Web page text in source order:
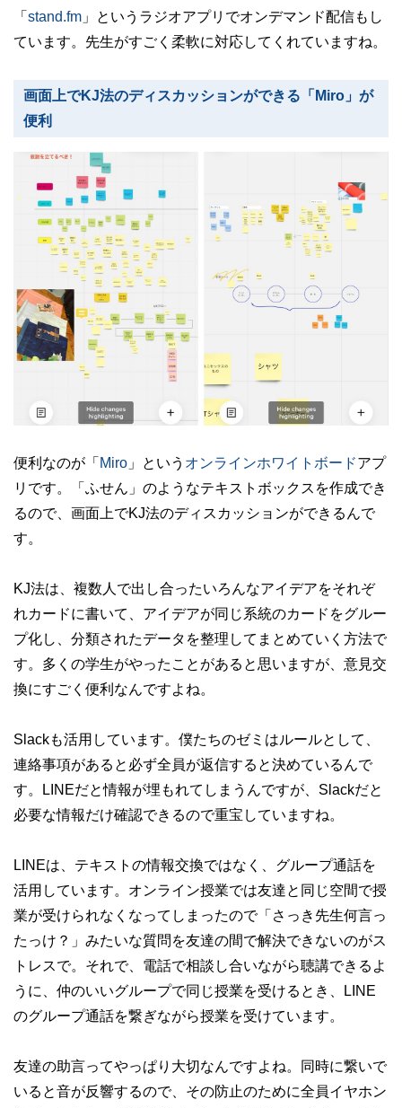
「 stand.fm 」というラジオアプリでオンデマンド配信もし
ています。先生がすごく柔軟に対応してくれていますね。
画面上でKJ法のディスカッションができる「Miro」が
便利
便利なのが「 Miro 」という オンラインホワイトボードアプ
リです。「ふせん」のようなテキストボックスを作成でき
るので、画面上でKJ法のディスカッションができるんで
す。
KJ法は、複数人で出し合ったいろんなアイデアをそれぞ
れカードに書いて、アイデアが同じ系統のカードをグルー
プ化し、分類されたデータを整理してまとめていく方法で
す。多くの学生がやったことがあると思いますが、意見交
換にすごく便利なんですよね。
Slackも活用しています。僕たちのゼミはルールとして、
連絡事項があると必ず全員が返信すると決めているんで
す。LINEだと情報が埋もれてしまうんですが、Slackだと
必要な情報だけ確認できるので重宝していますね。
LINEは、テキストの情報交換ではなく、グループ通話を
活用しています。オンライン授業では友達と同じ空間で授
業が受けられなくなってしまったので「さっき先生何言っ
たっけ？」みたいな質問を友達の間で解決できないのがス
トレスで。それで、電話で相談し合いながら聴講できるよ
うに、仲のいいグループで同じ授業を受けるとき、LINE
のグループ通話を繋ぎながら授業を受けています。
友達の助言ってやっぱり大切なんですよね。同時に繋いで
いると音が反響するので、その防止のために全員イヤホン